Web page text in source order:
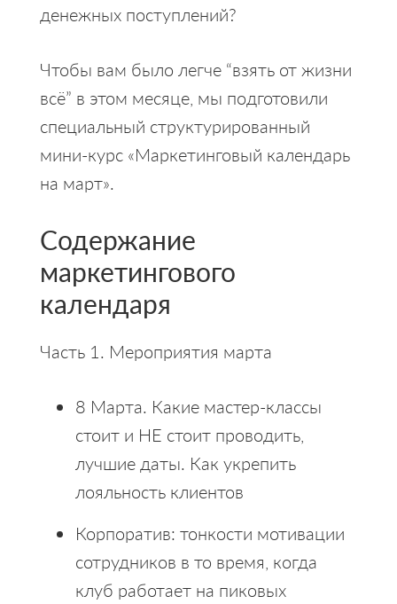
денежных поступлений?
Чтобы вам было легче “взять от жизни
всё” в этом месяце, мы подготовили
специальный структурированный
мини-курс «Маркетинговый календарь
на март».
Содержание
маркетингового
календаря
Часть 1. Мероприятия марта
8 Марта. Какие мастер-классы
стоит и НЕ стоит проводить,
лучшие даты. Как укрепить
лояльность клиентов
Корпоратив: тонкости мотивации
сотрудников в то время, когда
клуб работает на пиковых